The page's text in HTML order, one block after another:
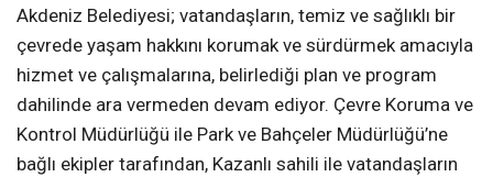
Akdeniz Belediyesi; vatandaşların, temiz ve sağlıklı bir
çevrede yaşam hakkını korumak ve sürdürmek amacıyla
hizmet ve çalışmalarına, belirlediği plan ve program
dahilinde ara vermeden devam ediyor. Çevre Koruma ve
Kontrol Müdürlüğü ile Park ve Bahçeler Müdürlüğü’ne
bağlı ekipler tarafından, Kazanlı sahili ile vatandaşların